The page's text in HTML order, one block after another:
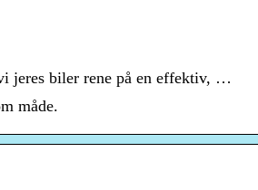
jeres biler rene på en effektiv, …
måde.